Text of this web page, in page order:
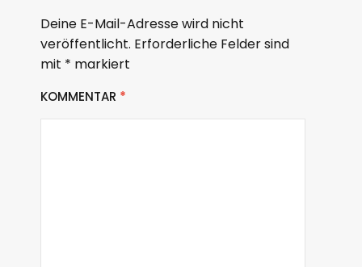
Deine E-Mail-Adresse wird nicht
veröffentlicht. Erforderliche Felder sind
mit * markiert
KOMMENTAR *